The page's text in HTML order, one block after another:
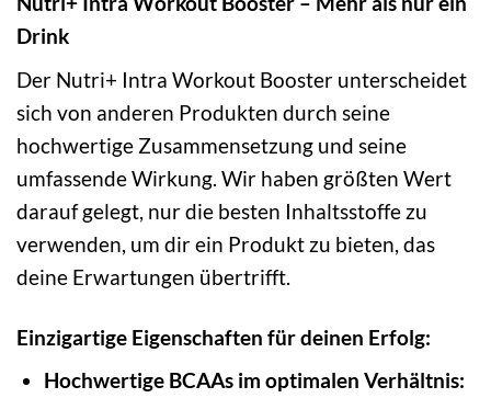
Drink
Der Nutri+ Intra Workout Booster unterscheidet
sich von anderen Produkten durch seine
hochwertige Zusammensetzung und seine
umfassende Wirkung. Wir haben größten Wert
darauf gelegt, nur die besten Inhaltsstoffe zu
verwenden, um dir ein Produkt zu bieten, das
deine Erwartungen übertrifft.
Einzigartige Eigenschaften für deinen Erfolg:
Hochwertige BCAAs im optimalen Verhältnis: